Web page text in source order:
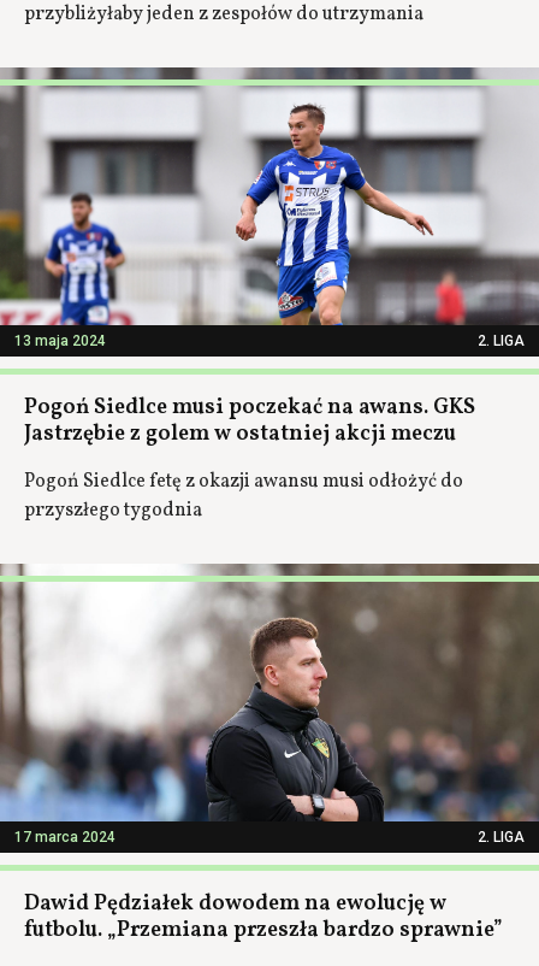
przybliżyłaby jeden z zespołów do utrzymania
13 maja 2024 2. LIGA
Pogoń Siedlce musi poczekać na awans. GKS
Jastrzębie z golem w ostatniej akcji meczu
Pogoń Siedlce fetę z okazji awansu musi odłożyć do
przyszłego tygodnia
17 marca 2024 2. LIGA
Dawid Pędziałek dowodem na ewolucję w
futbolu. „Przemiana przeszła bardzo sprawnie”